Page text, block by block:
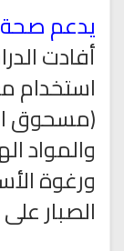
يدعم
أفادت
استخدام
(مسحوق
والمواد
ورغوة
الصبار